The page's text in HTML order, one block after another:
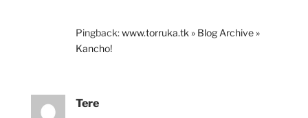
Pingback:www.torruka.tk » Blog Archive »
Kancho!
Tere